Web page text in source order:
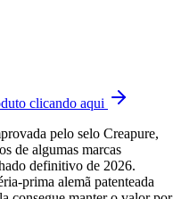
clicando aqui
pelo selo Creapure,
de algumas marcas
definitivo de 2026.
prima alemã patenteada